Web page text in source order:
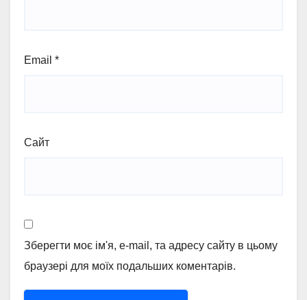
Email *
Сайт
Зберегти моє ім'я, e-mail, та адресу сайту в цьому
браузері для моїх подальших коментарів.